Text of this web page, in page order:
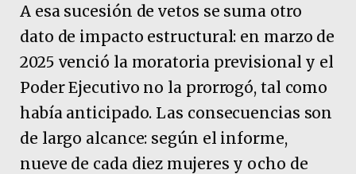
A esa sucesión de vetos se suma otro
dato de impacto estructural: en marzo de
2025 venció la moratoria previsional y el
Poder Ejecutivo no la prorrogó, tal como
había anticipado. Las consecuencias son
de largo alcance: según el informe,
nueve de cada diez mujeres y ocho de